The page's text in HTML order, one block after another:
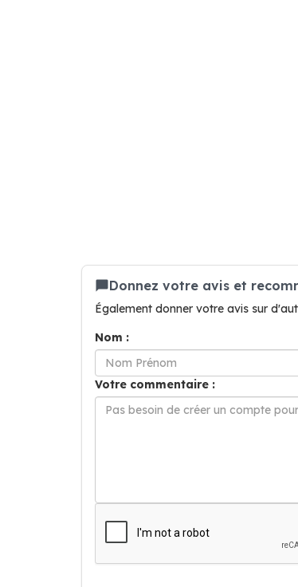
Donnez votre avis et
Également donner votre avis sur
Nom :
Votre commentaire :